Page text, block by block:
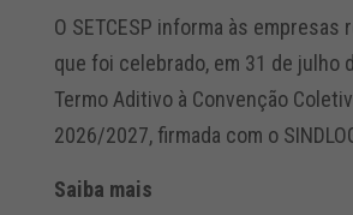
O SETCESP informa às empresas
que foi celebrado, em 31 de julho
Termo Aditivo à Convenção
2026/2027, firmada com o
Saiba mais